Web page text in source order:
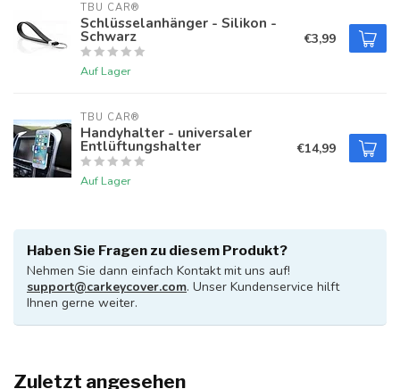
TBU CAR®
Schlüsselanhänger - Silikon -
Schwarz
Auf Lager
€3,99
TBU CAR®
Handyhalter - universaler
Entlüftungshalter
Auf Lager
€14,99
Haben Sie Fragen zu diesem Produkt?
Nehmen Sie dann einfach Kontakt mit uns auf!
support@carkeycover.com. Unser Kundenservice hilft
Ihnen gerne weiter.
Zuletzt angesehen